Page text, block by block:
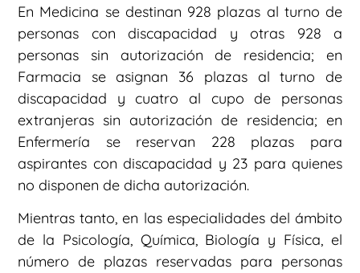
En Medicina se destinan 928 plazas al turno de
personas con discapacidad y otras 928 a
personas sin autorización de residencia; en
Farmacia se asignan 36 plazas al turno de
discapacidad y cuatro al cupo de personas
extranjeras sin autorización de residencia; en
Enfermería se reservan 228 plazas para
aspirantes con discapacidad y 23 para quienes
no disponen de dicha autorización.
Mientras tanto, en las especialidades del ámbito
de la Psicología, Química, Biología y Física, el
número de plazas reservadas para personas